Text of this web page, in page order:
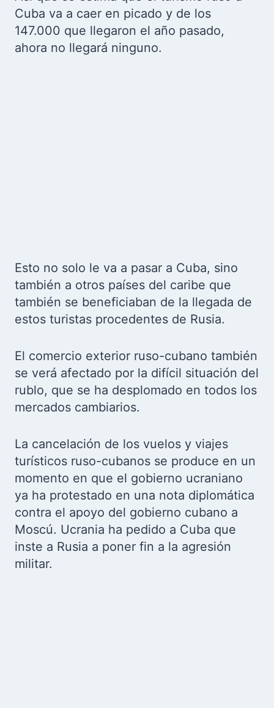
Cuba va a caer en picado y de los
147.000 que llegaron el año pasado,
ahora no llegará ninguno.
Esto no solo le va a pasar a Cuba, sino
también a otros países del caribe que
también se beneficiaban de la llegada de
estos turistas procedentes de Rusia.
El comercio exterior ruso-cubano también
se verá afectado por la difícil situación del
rublo, que se ha desplomado en todos los
mercados cambiarios.
La cancelación de los vuelos y viajes
turísticos ruso-cubanos se produce en un
momento en que el gobierno ucraniano
ya ha protestado en una nota diplomática
contra el apoyo del gobierno cubano a
Moscú. Ucrania ha pedido a Cuba que
inste a Rusia a poner fin a la agresión
militar.